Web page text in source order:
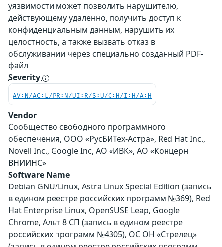
уязвимости может позволить нарушителю,
действующему удаленно, получить доступ к
конфиденциальным данным, нарушить их
целостность, а также вызвать отказ в
обслуживании через специально созданный PDF-
файл
Severity
AV:N/AC:L/PR:N/UI:R/S:U/C:H/I:H/A:H
Vendor
Сообщество свободного программного
обеспечения, ООО «РусБИТех-Астра», Red Hat Inc.,
Novell Inc., Google Inc, АО «ИВК», АО «Концерн
ВНИИНС»
Software Name
Debian GNU/Linux, Astra Linux Special Edition (запись
в едином реестре российских программ №369), Red
Hat Enterprise Linux, OpenSUSE Leap, Google
Chrome, Альт 8 СП (запись в едином реестре
российских программ №4305), ОС ОН «Стрелец»